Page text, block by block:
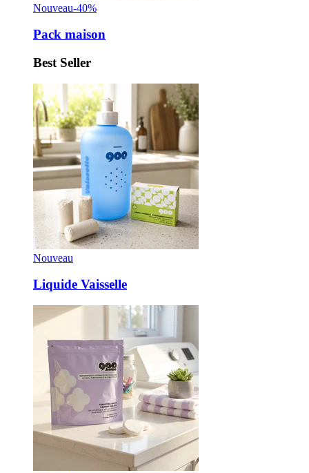
Nouveau-40%
Pack maison
Best Seller
Nouveau
Liquide Vaisselle